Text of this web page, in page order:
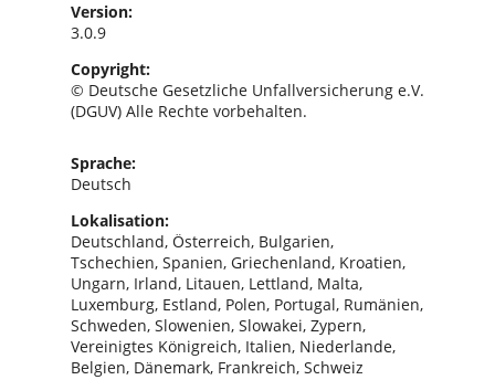
Version:
3.0.9
Copyright:
© Deutsche Gesetzliche Unfallversicherung e.V.
(DGUV) Alle Rechte vorbehalten.
Sprache:
Deutsch
Lokalisation:
Deutschland, Österreich, Bulgarien,
Tschechien, Spanien, Griechenland, Kroatien,
Ungarn, Irland, Litauen, Lettland, Malta,
Luxemburg, Estland, Polen, Portugal, Rumänien,
Schweden, Slowenien, Slowakei, Zypern,
Vereinigtes Königreich, Italien, Niederlande,
Belgien, Dänemark, Frankreich, Schweiz